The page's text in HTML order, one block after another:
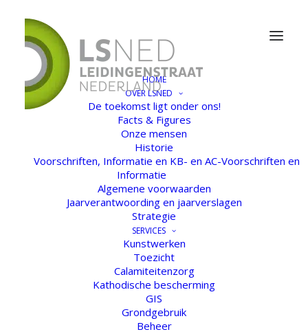
HOME
OVER LSNED
De toekomst ligt onder ons!
Facts & Figures
Onze mensen
Historie
Voorschriften, Informatie en KB- en AC-Voorschriften en
Informatie
Algemene voorwaarden
Jaarverantwoording en jaarverslagen
Strategie
SERVICES
Kunstwerken
Toezicht
Calamiteitenzorg
Kathodische bescherming
GIS
Grondgebruik
Beheer